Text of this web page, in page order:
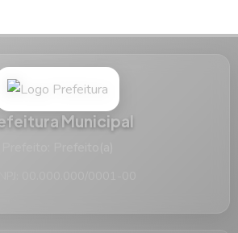
Municipal